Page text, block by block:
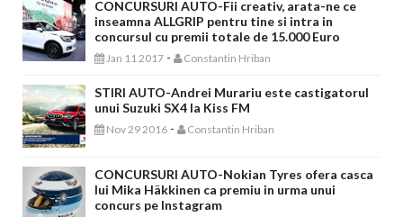
CONCURSURI AUTO-Fii creativ, arata-ne ce
inseamna ALLGRIP pentru tine si intra in
concursul cu premii totale de 15.000 Euro
Jan 11 2017 - Constantin Hriban
STIRI AUTO-Andrei Murariu este castigatorul
unui Suzuki SX4 la Kiss FM
Nov 29 2016 - Constantin Hriban
CONCURSURI AUTO-Nokian Tyres ofera casca
lui Mika Häkkinen ca premiu in urma unui
concurs pe Instagram